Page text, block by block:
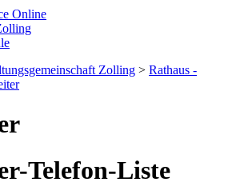
Online
Zolling > Rathaus -
Telefon-Liste